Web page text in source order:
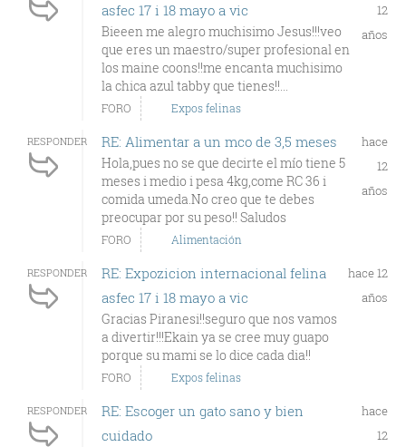
asfec 17 i 18 mayo a vic
Bieeen me alegro muchisimo Jesus!!!veo
que eres un maestro/super profesional en
los maine coons!!me encanta muchisimo
la chica azul tabby que tienes!!...
12
años
FORO Expos felinas
RESPONDER RE: Alimentar a un mco de 3,5 meses
Hola,pues no se que decirte el mío tiene 5
meses i medio i pesa 4kg,come RC 36 i
comida umeda.No creo que te debes
preocupar por su peso!! Saludos
hace
12
años
FORO Alimentación
RESPONDER
RE: Expozicion internacional felina
asfec 17 i 18 mayo a vic
Gracias Piranesi!!seguro que nos vamos
a divertir!!!Ekain ya se cree muy guapo
porque su mami se lo dice cada dia!!
hace 12
años
FORO Expos felinas
RESPONDER
RE: Escoger un gato sano y bien
cuidado
hace
12